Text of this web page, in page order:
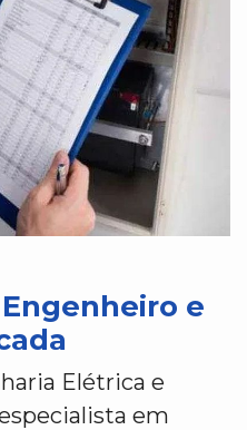
e
Elétrica e
em